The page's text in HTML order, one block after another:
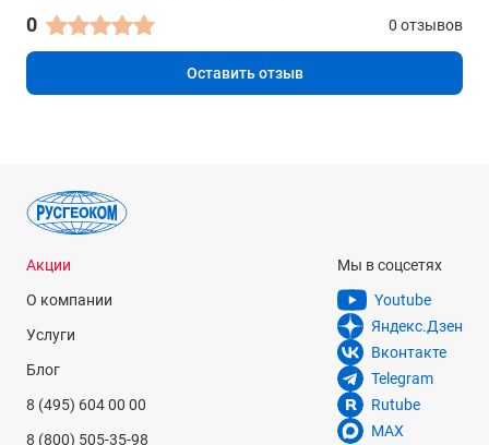
0 0 отзывов
Оставить отзыв
Акции
О компании
Услуги
Блог
8 (495) 604 00 00
8 (800) 505-35-98
Мы в соцсетях
Youtube
Яндекс.Дзен
Вконтакте
Telegram
Rutube
MAX